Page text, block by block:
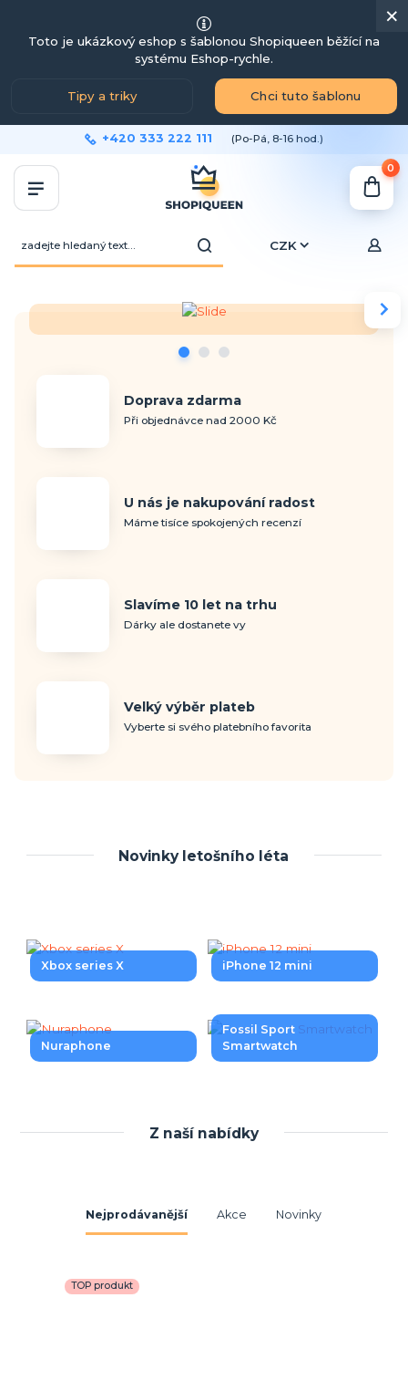
Toto je ukázkový eshop s šablonou Shopiqueen běžící na
systému Eshop-rychle.
Tipy a triky Chci tuto šablonu
×
CZK
+420 333 222 111 (Po-Pá, 8-16 hod.)
0
Doprava zdarma
Při objednávce nad 2000 Kč
U nás je nakupování radost
Máme tisíce spokojených recenzí
Slavíme 10 let na trhu
Dárky ale dostanete vy
Velký výběr plateb
Vyberte si svého platebního favorita
Novinky letošního léta
Xbox series X iPhone 12 mini
Nuraphone
Fossil Sport
Smartwatch
Z naší nabídky
Nejprodávanější Akce Novinky
TOP produkt